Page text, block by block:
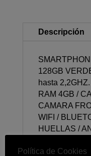
Descripción
128GB
hasta
RAM 4GB /
CAMARA
WIFI /
HUELLAS /
Política de Cookies